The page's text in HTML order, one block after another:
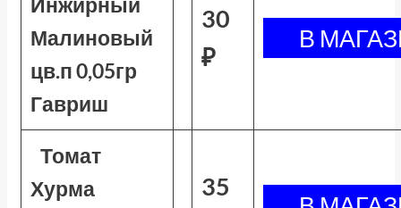
Малиновый
цв.п 0,05гр
Гавриш
30
₽
Томат
Хурма
35